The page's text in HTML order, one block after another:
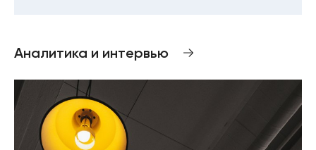
Аналитика и интервью